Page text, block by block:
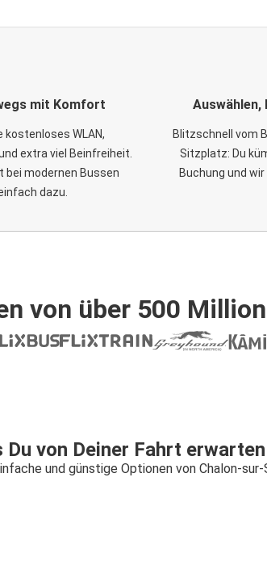
mit Komfort
kostenloses WLAN,
extra viel Beinfreiheit.
bei modernen Bussen
dazu.
Auswählen,
Blitzschnell vom
Sitzplatz: Du
Buchung und
von über 500
Du von Deiner Fahrt
und günstige Optionen von Chalon-sur-